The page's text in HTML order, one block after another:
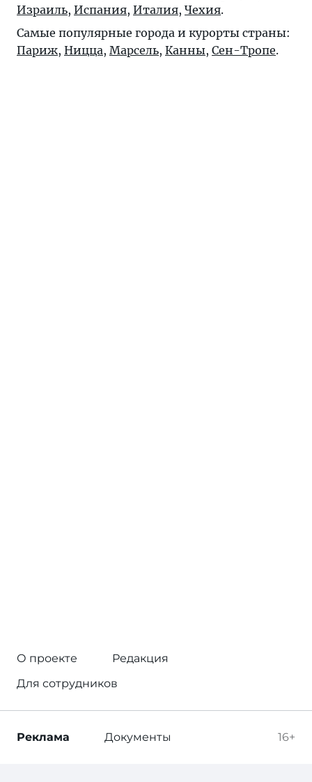
Израиль, Испания, Италия, Чехия.
Самые популярные города и курорты страны:
Париж, Ницца, Марсель, Канны, Сен-Тропе.
О проекте
Редакция
Для сотрудников
16+
Реклама Документы